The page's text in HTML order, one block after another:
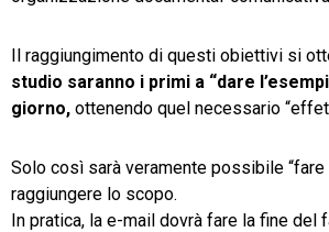
Il raggiungimento di questi obiettivi si
studio saranno i primi a “dare
giorno, ottenendo quel necessario
Solo così sarà veramente possibile “fare
raggiungere lo scopo.
In pratica, la e-mail dovrà fare la fine del